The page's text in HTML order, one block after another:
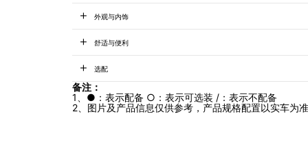
外观与内饰
舒适与便利
选配
备注：
1、●：表示配备 ○：表示可选装 /：表示不配备
2、图片及产品信息仅供参考，产品规格配置以实车为准